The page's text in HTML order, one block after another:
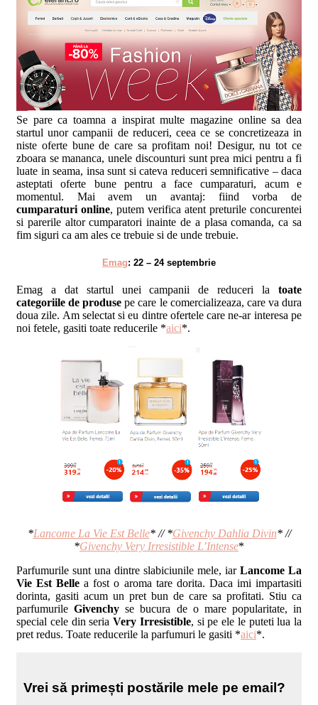
Se pare ca toamna a inspirat multe magazine online sa dea
startul unor campanii de reduceri, ceea ce se concretizeaza in
niste oferte bune de care sa profitam noi! Desigur, nu tot ce
zboara se mananca, unele discounturi sunt prea mici pentru a fi
luate in seama, insa sunt si cateva reduceri semnificative – daca
asteptati oferte bune pentru a face cumparaturi, acum e
momentul. Mai avem un avantaj: fiind vorba de
cumparaturi online, putem verifica atent preturile concurentei
si parerile altor cumparatori inainte de a plasa comanda, ca sa
fim siguri ca am ales ce trebuie si de unde trebuie.
Emag: 22 – 24 septembrie
Emag a dat startul unei campanii de reduceri la toate
categoriile de produse pe care le comercializeaza, care va dura
doua zile. Am selectat si eu dintre ofertele care ne-ar interesa pe
noi fetele, gasiti toate reducerile *aici*.
*Lancome La Vie Est Belle* // *Givenchy Dahlia Divin* //
*Givenchy Very Irresistible L’Intense*
Parfumurile sunt una dintre slabiciunile mele, iar Lancome La
Vie Est Belle a fost o aroma tare dorita. Daca imi impartasiti
dorinta, gasiti acum un pret bun de care sa profitati. Stiu ca
parfumurileGivenchy se bucura de o mare popularitate, in
special cele din seria Very Irresistible, si pe ele le puteti lua la
pret redus. Toate reducerile la parfumuri le gasiti *aici*.
Vrei să primești postările mele pe email?